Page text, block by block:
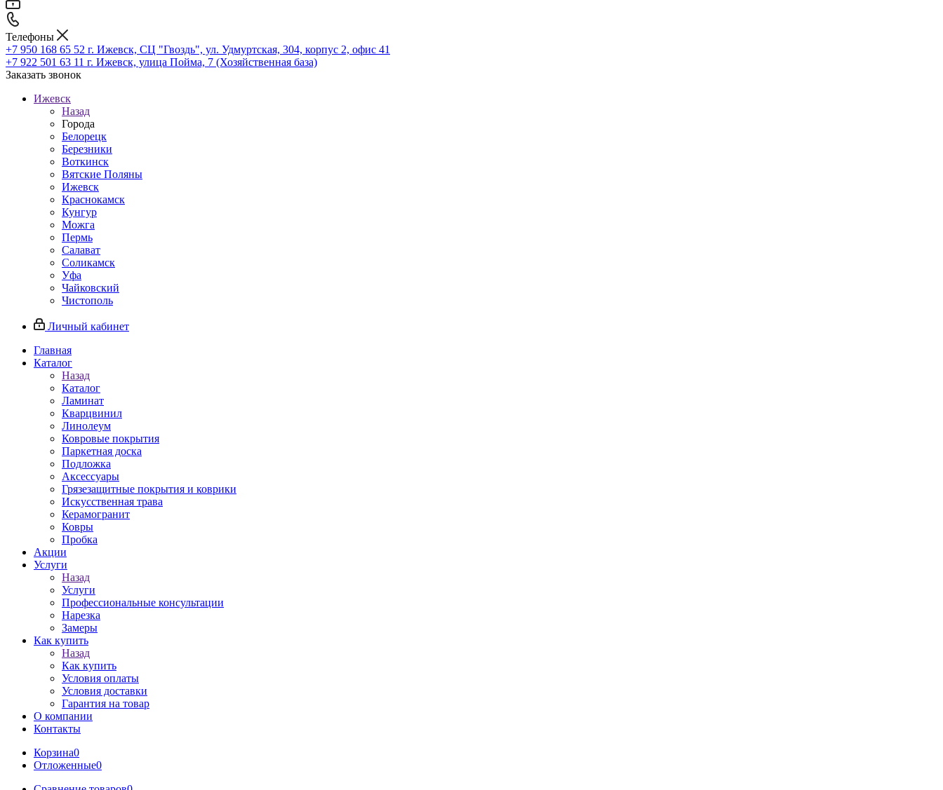
Телефоны
+7 950 168 65 52 г. Ижевск, СЦ "Гвоздь", ул. Удмуртская, 304, корпус 2, офис 41
+7 922 501 63 11 г. Ижевск, улица Пойма, 7 (Хозяйственная база)
Заказать звонок
Ижевск
Назад
Города
Белорецк
Березники
Воткинск
Вятские Поляны
Ижевск
Краснокамск
Кунгур
Можга
Пермь
Салават
Соликамск
Уфа
Чайковский
Чистополь
Личный кабинет
Главная
Каталог
Назад
Каталог
Ламинат
Кварцвинил
Линолеум
Ковровые покрытия
Паркетная доска
Подложка
Аксессуары
Грязезащитные покрытия и коврики
Искусственная трава
Керамогранит
Ковры
Пробка
Акции
Услуги
Назад
Услуги
Профессиональные консультации
Нарезка
Замеры
Как купить
Назад
Как купить
Условия оплаты
Условия доставки
Гарантия на товар
О компании
Контакты
Корзина0
Отложенные0